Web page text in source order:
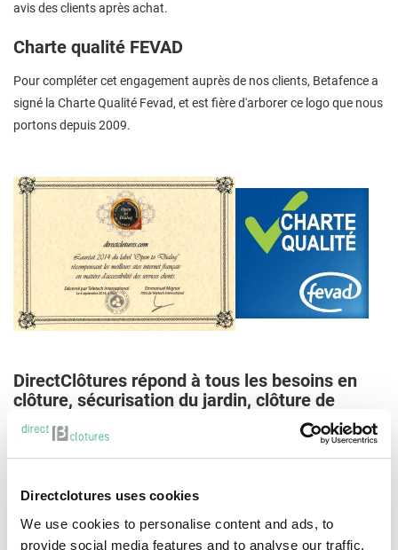
Directclotures uses cookies
We use cookies to personalise content and ads, to
provide social media features and to analyse our traffic.
avis des clients après achat.
Charte qualité FEVAD
Pour compléter cet engagement auprès de nos clients, Betafence a
signé la Charte Qualité Fevad, et est fière d'arborer ce logo que nous
portons depuis 2009.
DirectClôtures répond à tous les besoins en
clôture, sécurisation du jardin, clôture de
façade, portails....
- bordure de jardin Luxanet
- rouleau de grillage spécial haies
- accessoires décoratifs pour le jardin